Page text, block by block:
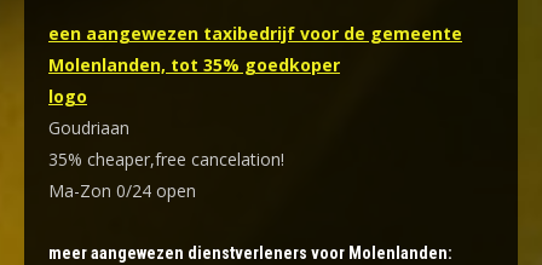
een aangewezen taxibedrijf voor de gemeente
Molenlanden, tot 35% goedkoper
logo
Goudriaan
35% cheaper,free cancelation!
Ma-Zon 0/24 open
meer aangewezen dienstverleners voor Molenlanden: